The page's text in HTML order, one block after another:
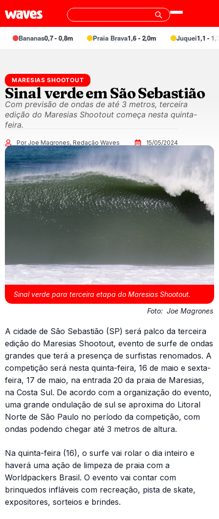
Bananas0,7 - 0,8m Praia Brava1,6 - 2,0m Juquei1,1 - 1,3m
MARESIAS SHOOTOUT
Sinal verde em São Sebastião
Com previsão de ondas de até 3 metros, terceira
edição do Maresias Shootout começa nesta quinta-
feira.
Por Joe Magrones, Redação Waves 15/05/2024
Sinal verde para terceira etapa do Maresias Shootout.
Foto: Joe Magrones
A cidade de São Sebastião (SP) será palco da terceira
edição do Maresias Shootout, evento de surfe de ondas
grandes que terá a presença de surfistas renomados. A
competição será nesta quinta-feira, 16 de maio e sexta-
feira, 17 de maio, na entrada 20 da praia de Maresias,
na Costa Sul. De acordo com a organização do evento,
uma grande ondulação de sul se aproxima do Litoral
Norte de São Paulo no período da competição, com
ondas podendo chegar até 3 metros de altura.
Na quinta-feira (16), o surfe vai rolar o dia inteiro e
haverá uma ação de limpeza de praia com a
Worldpackers Brasil. O evento vai contar com
brinquedos infláveis com recreação, pista de skate,
expositores, sorteios e brindes.